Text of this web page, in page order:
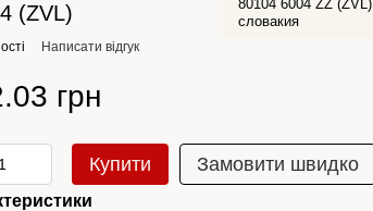
(ZVL)
80104 6004 ZZ (ZVL)
словакия
Написати відгук
грн
Купити Замовити швидко